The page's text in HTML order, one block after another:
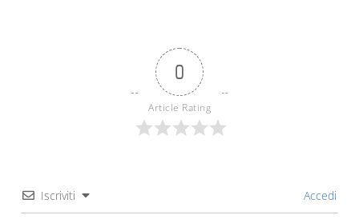
0
Article Rating
Iscriviti Accedi